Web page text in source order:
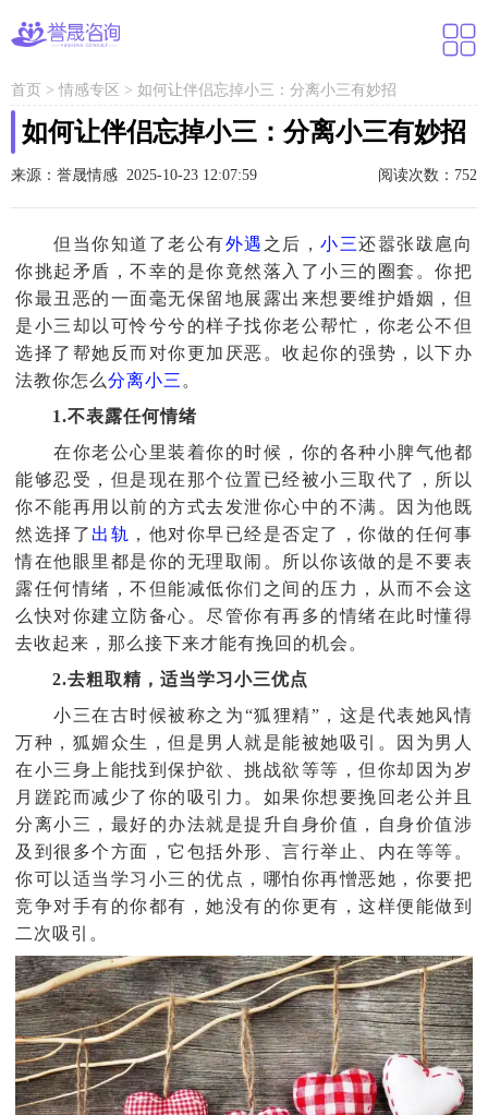
首页 > 情感专区 > 如何让伴侣忘掉小三：分离小三有妙招
如何让伴侣忘掉小三：分离小三有妙招
来源：誉晟情感 2025-10-23 12:07:59 阅读次数：752
但当你知道了老公有外遇 之后，小三还嚣张跋扈向
你挑起矛盾，不幸的是你竟然落入了小三的圈套。你把
你最丑恶的一面毫无保留地展露出来想要维护婚姻，但
是小三却以可怜兮兮的样子找你老公帮忙，你老公不但
选择了帮她反而对你更加厌恶。收起你的强势，以下办
法教你怎么分离小三 。
1.不表露任何情绪
在你老公心里装着你的时候，你的各种小脾气他都
能够忍受，但是现在那个位置已经被小三取代了，所以
你不能再用以前的方式去发泄你心中的不满。因为他既
然选择了 出轨 ，他对你早已经是否定了，你做的任何事
情在他眼里都是你的无理取闹。所以你该做的是不要表
露任何情绪，不但能减低你们之间的压力，从而不会这
么快对你建立防备心。尽管你有再多的情绪在此时懂得
去收起来，那么接下来才能有挽回的机会。
2.去粗取精，适当学习小三优点
小三在古时候被称之为“狐狸精”，这是代表她风情
万种，狐媚众生，但是男人就是能被她吸引。因为男人
在小三身上能找到保护欲、挑战欲等等，但你却因为岁
月蹉跎而减少了你的吸引力。如果你想要挽回老公并且
分离小三，最好的办法就是提升自身价值，自身价值涉
及到很多个方面，它包括外形、言行举止、内在等等。
你可以适当学习小三的优点，哪怕你再憎恶她，你要把
竞争对手有的你都有，她没有的你更有，这样便能做到
二次吸引。